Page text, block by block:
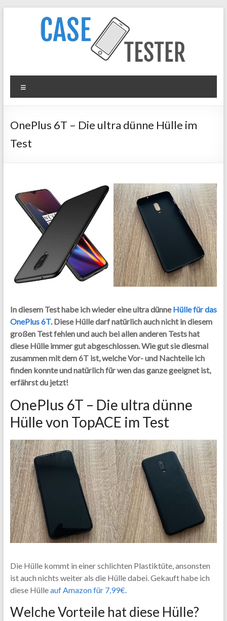
Case
Tester
Hüllen
&
OnePlus 6T – Die ultra dünne Hülle im
Test
In diesem Test habe ich wieder eine ultra dünneHülle für das
OnePlus 6T. Diese Hülle darf natürlich auch nicht in diesem
großen Test fehlen und auch bei allen anderen Tests hat
diese Hülle immer gut abgeschlossen. Wie gut sie diesmal
zusammen mit dem 6T ist, welche Vor- und Nachteile ich
finden konnte und natürlich für wen das ganze geeignet ist,
erfährst du jetzt!
OnePlus 6T – Die ultra dünne
Hülle von TopACE im Test
Die Hülle kommt in einer schlichten Plastiktüte, ansonsten
ist auch nichts weiter als die Hülle dabei. Gekauft habe ich
diese Hülleauf Amazon für 7,99€.
Welche Vorteile hat diese Hülle?